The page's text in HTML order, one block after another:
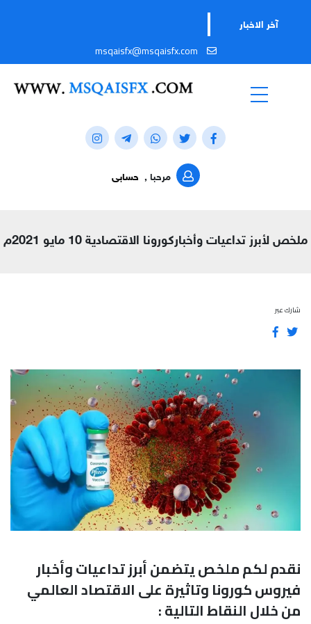
آخر الاخبار
msqaisfx@msqaisfx.com
مرحبا , حسابى
ملخص لأبرز تداعيات وأخباركورونا الاقتصادية 10 مايو 2021م
شارك عبر
نقدم لكم ملخص يتضمن أبرز تداعيات وأخبار
فيروس كورونا وتاثيرة على الاقتصاد العالمي
من خلال النقاط التالية :